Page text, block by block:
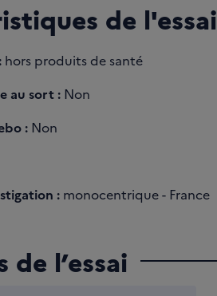
de l'essai
hors produits de santé
au sort : Non
: Non
: monocentrique - France
l’essai